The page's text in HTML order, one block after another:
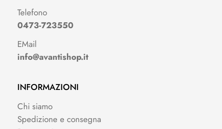
Telefono
0473-723550
EMail
info@avantishop.it
INFORMAZIONI
Chi siamo
Spedizione e consegna